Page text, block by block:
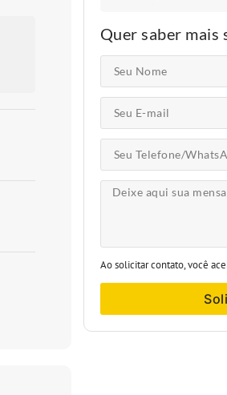
Quer saber mais
Ao solicitar contato, você